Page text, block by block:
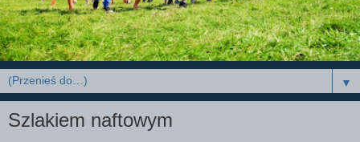
▼
Szlakiem naftowym